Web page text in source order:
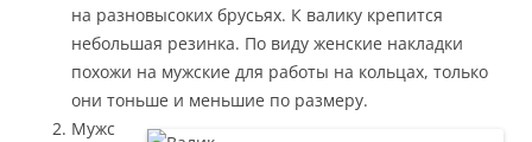
на разновысоких брусьях. К валику крепится
небольшая резинка. По виду женские накладки
похожи на мужские для работы на кольцах, только
они тоньше и меньшие по размеру.
Мужс